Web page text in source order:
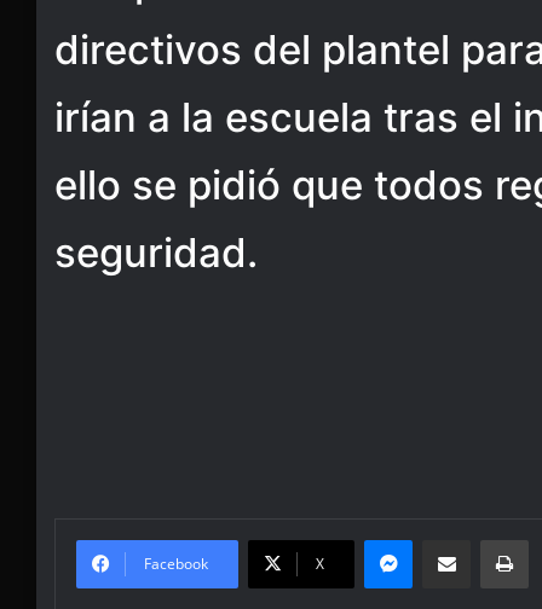
directivos del plantel
irían a la escuela tras el
ello se pidió que todos
seguridad.
Facebook X
Messenger
Share via Email